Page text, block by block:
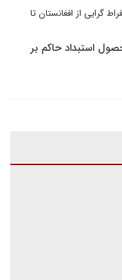
گرایی از افغانستان تا
استبداد حاکم بر